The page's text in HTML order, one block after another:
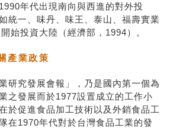
年代出現南向與西進的對外投
統一、味丹、味王、泰山、福壽實業
始投資大陸（經濟部，1994）。
產業政策
究發展會報」，乃是國內第一個為
之發展而於1977設置成立的工作小
於促進食品加工技術以及外銷食品工
在1970年代對於台灣食品工業的發